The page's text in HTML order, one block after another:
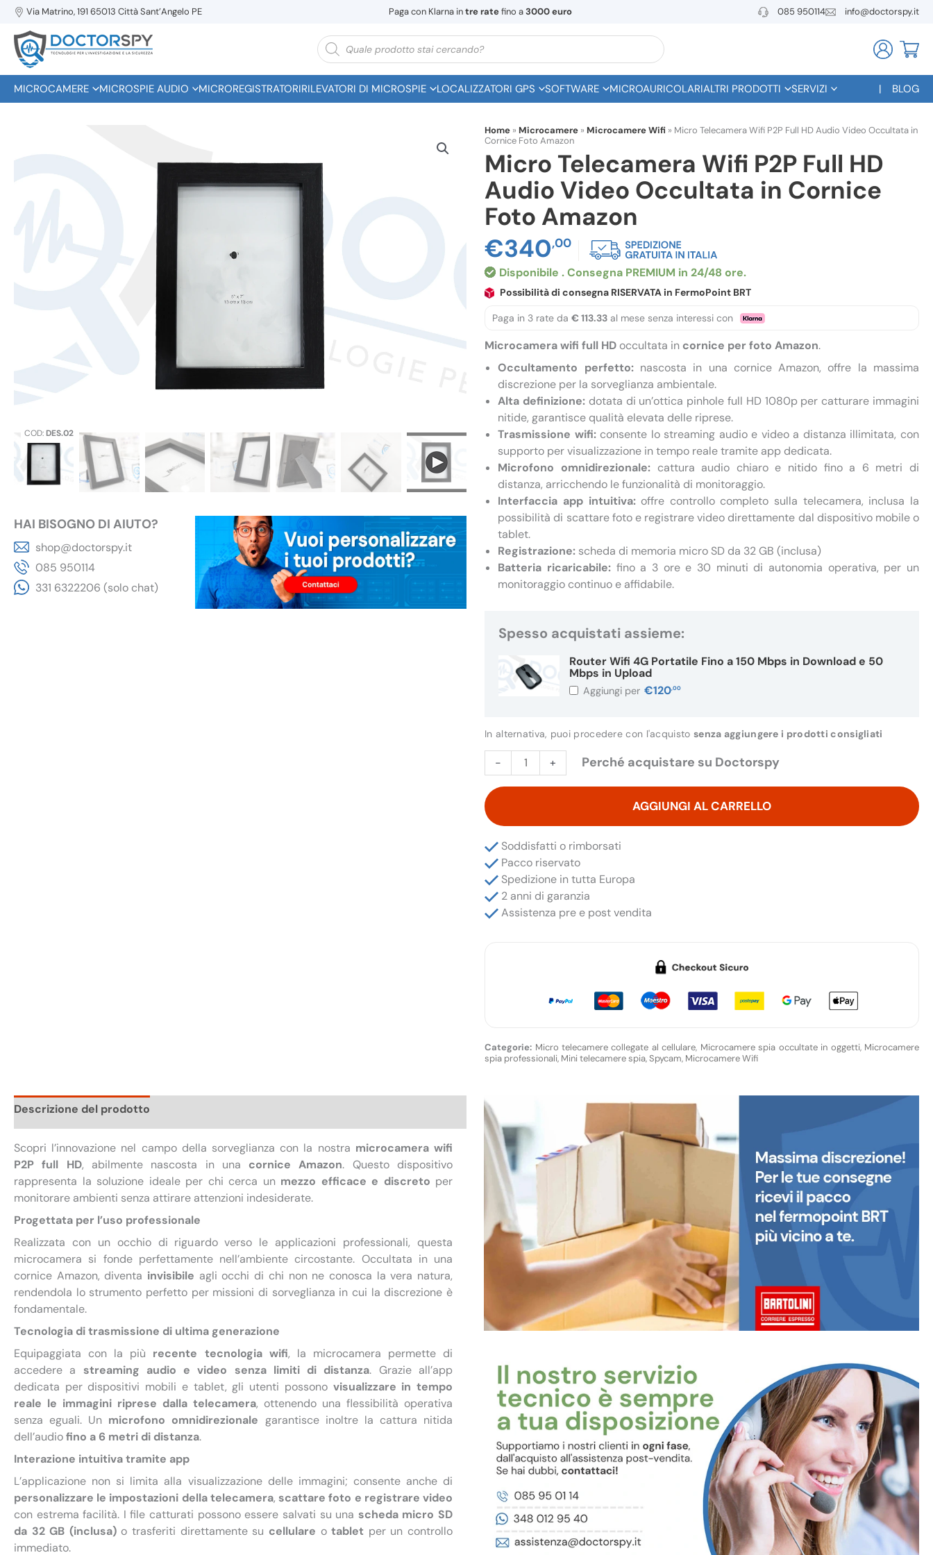
Via Matrino, 191 65013 Città Sant’Angelo PE Paga con Klarna intre ratefino a3000 euro 085 950114 info@doctorspy.it
Ricerca
prodotti
MICROCAMERE MICROSPIE AUDIO MICROREGISTRATORIRILEVATORI DI MICROSPIE LOCALIZZATORI GPS SOFTWARE MICROAURICOLARIALTRI PRODOTTI SERVIZI BLOG
COD: DES.02
HAI BISOGNO DI AIUTO?
shop@doctorspy.it
085 950114
331 6322206 (solo chat)
Home » Microcamere » Microcamere Wifi » Micro Telecamera Wifi P2P Full HD Audio Video Occultata in
Cornice Foto Amazon
Micro Telecamera Wifi P2P Full HD
Audio Video Occultata in Cornice
Foto Amazon
€340,00
Disponibile
Possibilità di consegna RISERVATA in FermoPoint BRT
Paga in 3 rate da€ 113.33 al mese senza interessi con
Microcamera wifi full HD occultata in cornice per foto Amazon.
Occultamento perfetto:nascosta in una cornice Amazon, offre la massima
discrezione per la sorveglianza ambientale.
Alta definizione: dotata di un’ottica pinhole full HD 1080p per catturare immagini
nitide, garantisce qualità elevata delle riprese.
Trasmissione wifi:consente lo streaming audio e video a distanza illimitata, con
supporto per visualizzazione in tempo reale tramite app dedicata.
Microfono omnidirezionale:cattura audio chiaro e nitido fino a 6 metri di
distanza, arricchendo le funzionalità di monitoraggio.
Interfaccia app intuitiva:offre controllo completo sulla telecamera, inclusa la
possibilità di scattare foto e registrare video direttamente dal dispositivo mobile o
tablet.
Registrazione: scheda di memoria micro SD da 32 GB (inclusa)
Batteria ricaricabile:fino a 3 ore e 30 minuti di autonomia operativa, per un
monitoraggio continuo e affidabile.
Spesso acquistati assieme:
Router Wifi 4G Portatile Fino a 150 Mbps in Download e 50
Mbps in Upload
Aggiungi per €120,00
In alternativa, puoi procedere con l'acquisto senza aggiungere i prodotti consigliati
-
Telecamera
Wifi
P2P
Full
HD
Audio
Video
Occultata
in
+
AGGIUNGI AL CARRELLO
Perché acquistare su Doctorspy
Soddisfatti o rimborsati
Pacco riservato
Spedizione in tutta Europa
2 anni di garanzia
Assistenza pre e post vendita
Micro telecamere collegate al cellulare, Microcamere spia occultate in oggetti, Microcamere
spia professionali, Mini telecamere spia, Spycam, Microcamere Wifi
Descrizione del prodotto
Scopri l’innovazione nel campo della sorveglianza con la nostra microcamera wifi
P2P full HD, abilmente nascosta in una cornice Amazon. Questo dispositivo
rappresenta la soluzione ideale per chi cerca un mezzo efficace e discreto per
monitorare ambienti senza attirare attenzioni indesiderate.
Progettata per l’uso professionale
Realizzata con un occhio di riguardo verso le applicazioni professionali, questa
microcamera si fonde perfettamente nell’ambiente circostante. Occultata in una
cornice Amazon, diventa invisibile agli occhi di chi non ne conosca la vera natura,
rendendola lo strumento perfetto per missioni di sorveglianza in cui la discrezione è
fondamentale.
Tecnologia di trasmissione di ultima generazione
Equipaggiata con la più recente tecnologia wifi, la microcamera permette di
accedere a streaming audio e video senza limiti di distanza. Grazie all’app
dedicata per dispositivi mobili e tablet, gli utenti possonovisualizzare in tempo
reale le immagini riprese dalla telecamera, ottenendo una flessibilità operativa
senza eguali. Un microfono omnidirezionale garantisce inoltre la cattura nitida
dell’audiofino a 6 metri di distanza.
Interazione intuitiva tramite app
L’applicazione non si limita alla visualizzazione delle immagini; consente anche di
personalizzare le impostazioni della telecamera, scattare foto e registrare video
con estrema facilità. I file catturati possono essere salvati su una scheda micro SD
da 32 GB (inclusa)o trasferiti direttamente su cellulare otablet per un controllo
immediato.